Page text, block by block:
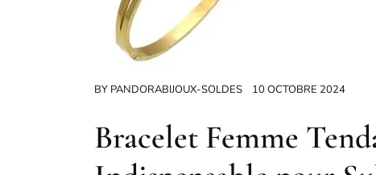
BY PANDORABIJOUX-SOLDES 10 OCTOBRE 2024
Bracelet Femme